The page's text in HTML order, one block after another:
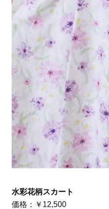
水彩花柄スカート
価格：￥12,500